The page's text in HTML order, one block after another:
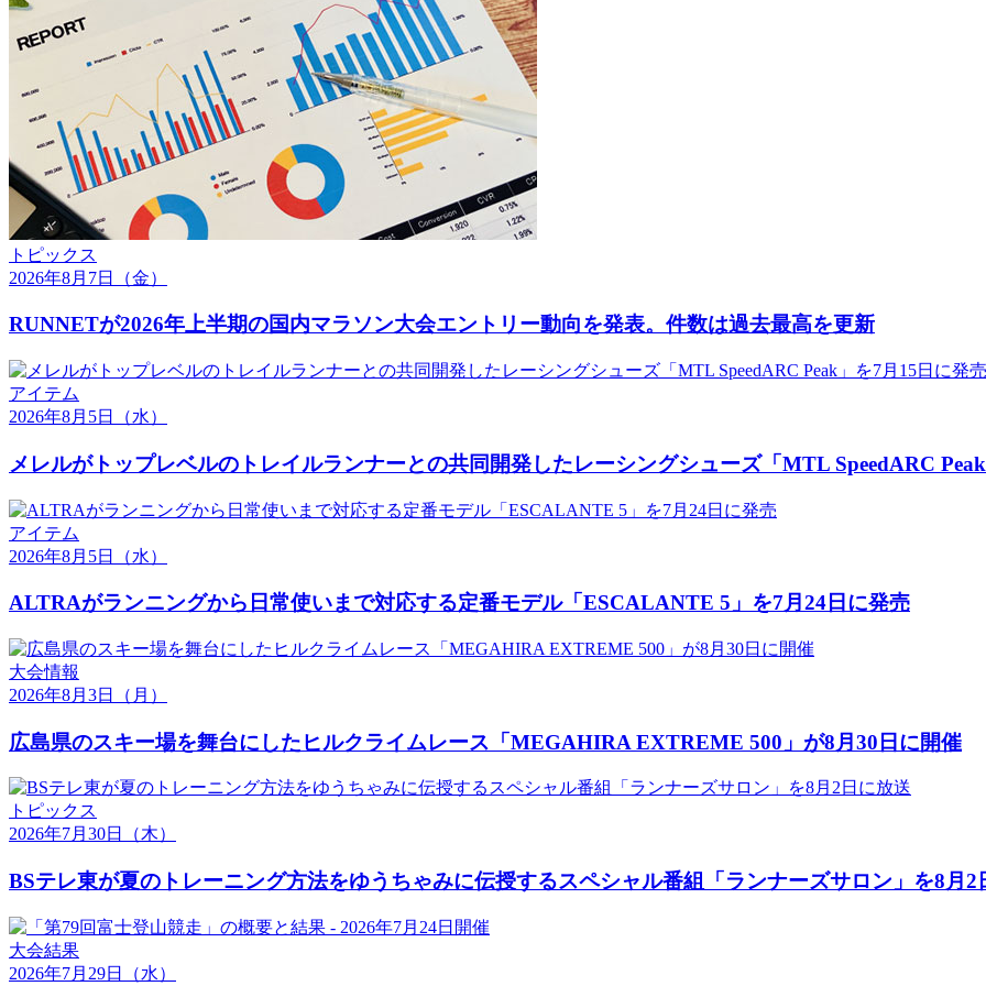
トピックス
2026年8月7日
（金）
RUNNETが2026年上半期の国内マラソン大会エントリー動向を発表。件数は過去最高を更新
アイテム
2026年8月5日
（水）
メレルがトップレベルのトレイルランナーとの共同開発したレーシングシューズ「MTL SpeedARC
アイテム
2026年8月5日
（水）
ALTRAがランニングから日常使いまで対応する定番モデル「ESCALANTE 5」を7月24日に発売
大会情報
2026年8月3日
（月）
広島県のスキー場を舞台にしたヒルクライムレース「MEGAHIRA EXTREME 500」が8月30日に開催
トピックス
2026年7月30日
（木）
BSテレ東が夏のトレーニング方法をゆうちゃみに伝授するスペシャル番組「ランナーズサロン」を8月2
大会結果
2026年7月29日
（水）